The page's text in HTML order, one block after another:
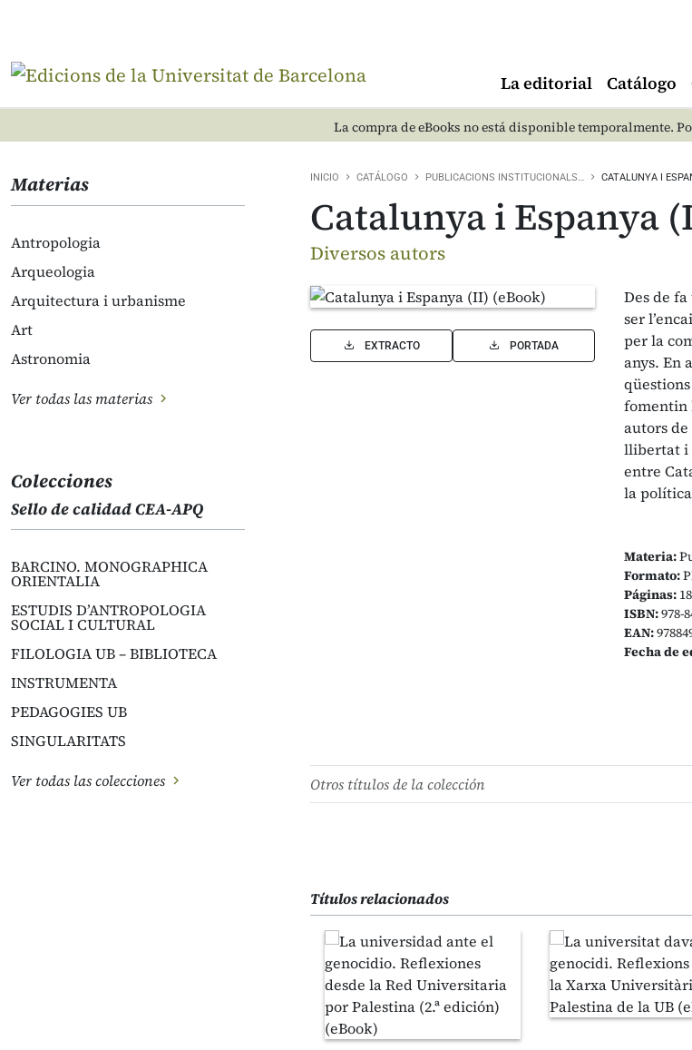
La editorial Catálogo
La compra de eBooks no está disponible temporalmente.
Materias
Antropologia
Arqueologia
Arquitectura i urbanisme
Art
Astronomia
Ver todas las materias
Colecciones
Sello de calidad CEA-APQ
BARCINO. MONOGRAPHICA
ORIENTALIA
ESTUDIS D’ANTROPOLOGIA
SOCIAL I CULTURAL
FILOLOGIA UB – BIBLIOTECA
INSTRUMENTA
PEDAGOGIES UB
SINGULARITATS
Ver todas las colecciones
INICIO CATÁLOGO PUBLICACIONS INSTITUCIONALS… CATALUNYA I
Catalunya i Espanya
Diversos autors
EXTRACTO PORTADA
Des de
ser
per la
anys. En
fomentin
autors
llibertat i
entre
la
Materia:
Formato:
Páginas:
ISBN:978-
EAN:
Fecha de
Otros títulos de la colección
Títulos relacionados